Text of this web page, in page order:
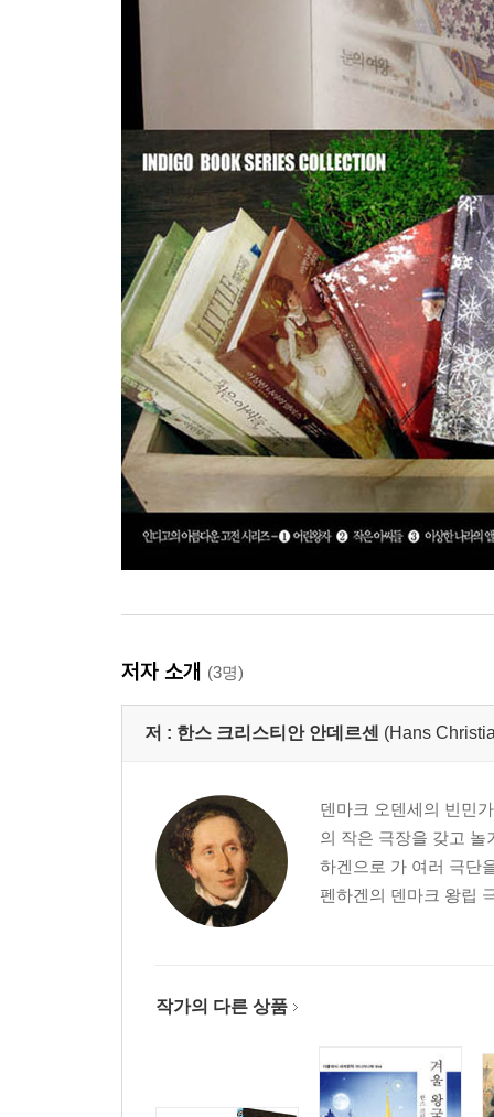
저자 소개 (3명)
저 : 한스 크리스티안 안데르센 (Hans
덴마크 오덴세의 빈민
의 작은 극장을 갖고 놀
하겐으로 가 여러 극단
펜하겐의 덴마크 왕립
작가의 다른 상품